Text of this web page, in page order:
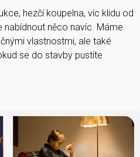
hezčí koupelna, víc klidu od
nabídnout něco navíc. Máme
vlastnostmi, ale také
se do stavby pustíte